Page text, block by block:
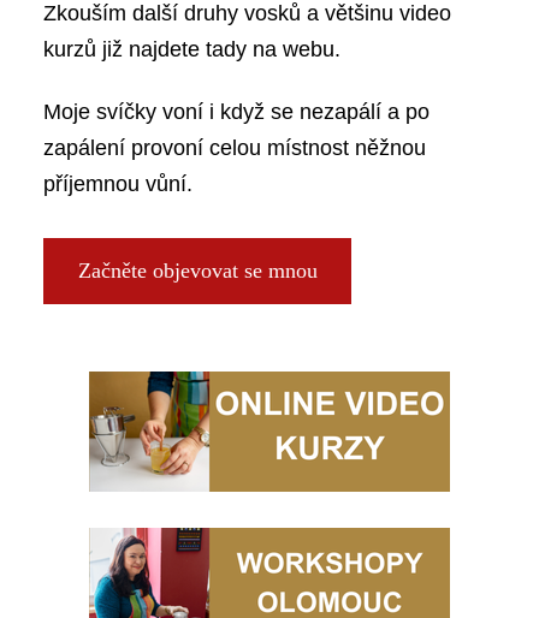
Zkouším další druhy vosků a většinu video
kurzů již najdete tady na webu.
Moje svíčky voní i když se nezapálí a po
zapálení provoní celou místnost něžnou
příjemnou vůní.
Začněte objevovat se mnou